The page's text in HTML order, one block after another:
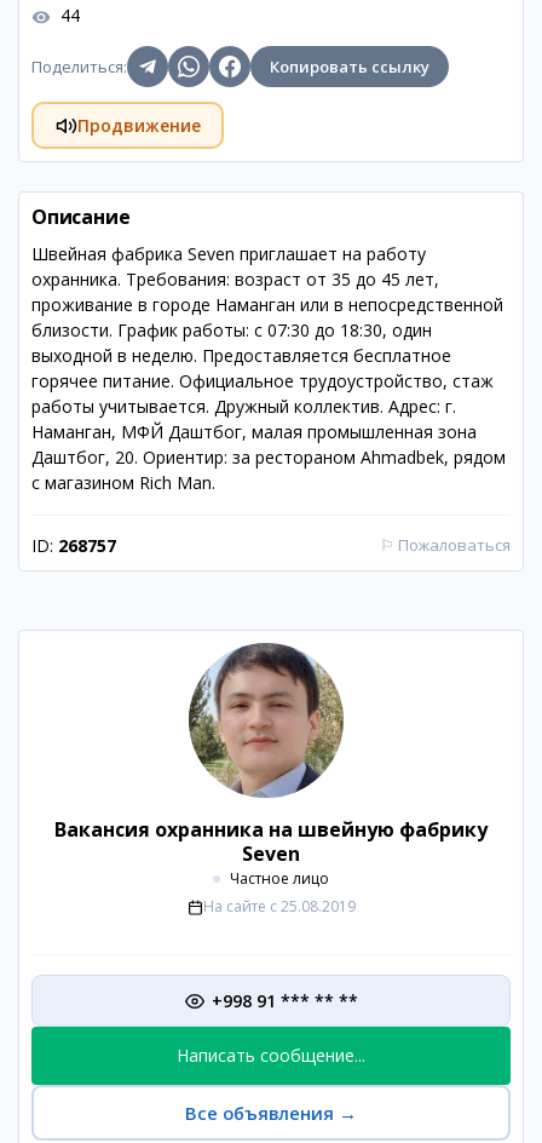
44
Поделиться: Копировать ссылку
Продвижение
Описание
Швейная фабрика Seven приглашает на работу
охранника. Требования: возраст от 35 до 45 лет,
проживание в городе Наманган или в непосредственной
близости. График работы: с 07:30 до 18:30, один
выходной в неделю. Предоставляется бесплатное
горячее питание. Официальное трудоустройство, стаж
работы учитывается. Дружный коллектив. Адрес: г.
Наманган, МФЙ Даштбог, малая промышленная зона
Даштбог, 20. Ориентир: за рестораном Ahmadbek, рядом
с магазином Rich Man.
ID: 268757 ⚐ Пожаловаться
Вакансия охранника на швейную фабрику
Seven
Частное лицо
На сайте с 25.08.2019
+998 91 *** ** **
Написать сообщение...
Все объявления →